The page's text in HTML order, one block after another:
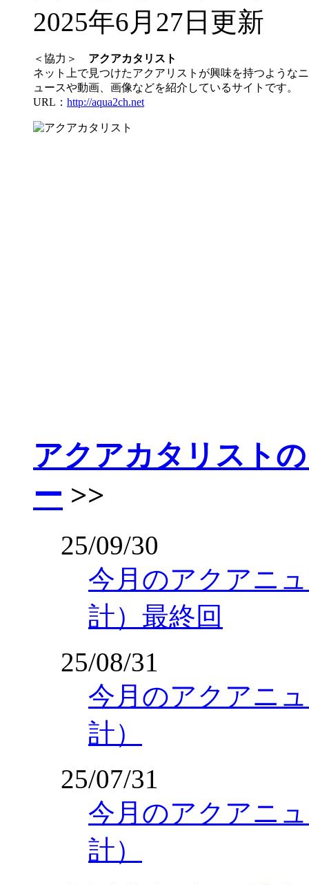
2025年6月27日更新
＜協力＞ アクアカタリスト
ネット上で見つけたアクアリストが興味を持つようなニ
ュースや動画、画像などを紹介しているサイトです。
URL： http://aqua2ch.net
アクアカタリスト
ー >>
25/09/30
今月のアクアニ
計）最終回
25/08/31
今月のアクアニ
計）
25/07/31
今月のアクアニ
計）